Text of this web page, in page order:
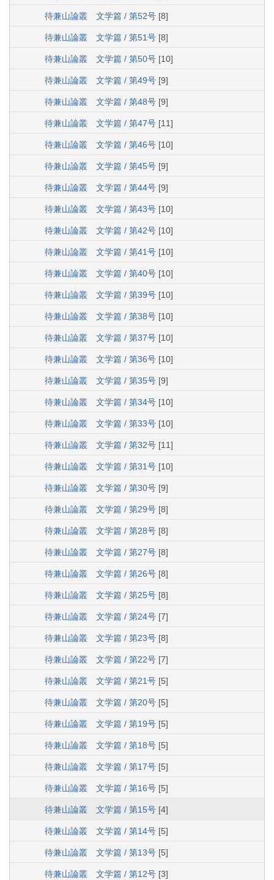
待兼山論叢 文学篇 / 第52号 [8]
待兼山論叢 文学篇 / 第51号 [8]
待兼山論叢 文学篇 / 第50号 [10]
待兼山論叢 文学篇 / 第49号 [9]
待兼山論叢 文学篇 / 第48号 [9]
待兼山論叢 文学篇 / 第47号 [11]
待兼山論叢 文学篇 / 第46号 [10]
待兼山論叢 文学篇 / 第45号 [9]
待兼山論叢 文学篇 / 第44号 [9]
待兼山論叢 文学篇 / 第43号 [10]
待兼山論叢 文学篇 / 第42号 [10]
待兼山論叢 文学篇 / 第41号 [10]
待兼山論叢 文学篇 / 第40号 [10]
待兼山論叢 文学篇 / 第39号 [10]
待兼山論叢 文学篇 / 第38号 [10]
待兼山論叢 文学篇 / 第37号 [10]
待兼山論叢 文学篇 / 第36号 [10]
待兼山論叢 文学篇 / 第35号 [9]
待兼山論叢 文学篇 / 第34号 [10]
待兼山論叢 文学篇 / 第33号 [10]
待兼山論叢 文学篇 / 第32号 [11]
待兼山論叢 文学篇 / 第31号 [10]
待兼山論叢 文学篇 / 第30号 [9]
待兼山論叢 文学篇 / 第29号 [8]
待兼山論叢 文学篇 / 第28号 [8]
待兼山論叢 文学篇 / 第27号 [8]
待兼山論叢 文学篇 / 第26号 [8]
待兼山論叢 文学篇 / 第25号 [8]
待兼山論叢 文学篇 / 第24号 [7]
待兼山論叢 文学篇 / 第23号 [8]
待兼山論叢 文学篇 / 第22号 [7]
待兼山論叢 文学篇 / 第21号 [5]
待兼山論叢 文学篇 / 第20号 [5]
待兼山論叢 文学篇 / 第19号 [5]
待兼山論叢 文学篇 / 第18号 [5]
待兼山論叢 文学篇 / 第17号 [5]
待兼山論叢 文学篇 / 第16号 [5]
待兼山論叢 文学篇 / 第15号 [4]
待兼山論叢 文学篇 / 第14号 [5]
待兼山論叢 文学篇 / 第13号 [5]
待兼山論叢 文学篇 / 第12号 [3]